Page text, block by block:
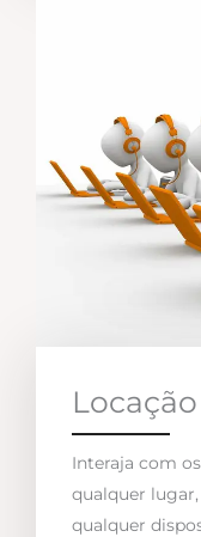
Interaja com
qualquer
qualquer